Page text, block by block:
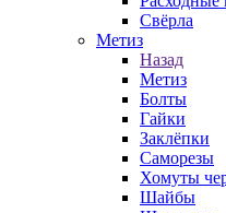
Свёрла
Метиз
Назад
Метиз
Болты
Гайки
Заклёпки
Саморезы
Хомуты
Шайбы